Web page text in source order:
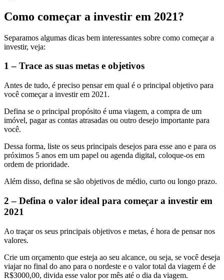
Como começar a investir em 2021?
Separamos algumas dicas bem interessantes sobre como começar a
investir, veja:
1 – Trace as suas metas e objetivos
Antes de tudo, é preciso pensar em qual é o principal objetivo para
você começar a investir em 2021.
Defina se o principal propósito é uma viagem, a compra de um
imóvel, pagar as contas atrasadas ou outro desejo importante para
você.
Dessa forma, liste os seus principais desejos para esse ano e para os
próximos 5 anos em um papel ou agenda digital, coloque-os em
ordem de prioridade.
Além disso, defina se são objetivos de médio, curto ou longo prazo.
2 – Defina o valor ideal para começar a investir em
2021
Ao traçar os seus principais objetivos e metas, é hora de pensar nos
valores.
Crie um orçamento que esteja ao seu alcance, ou seja, se você deseja
viajar no final do ano para o nordeste e o valor total da viagem é de
R$3000,00, divida esse valor por mês até o dia da viagem.